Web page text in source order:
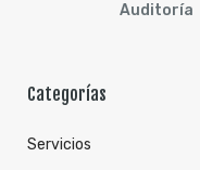
Auditoría
Categorías
Servicios